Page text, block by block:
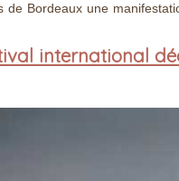
de Bordeaux une
international